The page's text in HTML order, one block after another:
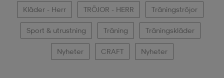
Kläder - Herr TRÖJOR - HERR Träningströjor
Sport & utrustning Träning Träningskläder
Nyheter CRAFT Nyheter